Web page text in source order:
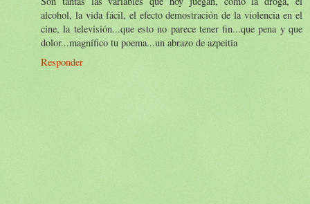
alcohol, la vida fácil, el efecto demostración de la violencia en el
cine, la televisión...que esto no parece tener fin...que pena y que
dolor...magnífico tu poema...un abrazo de azpeitia
Responder